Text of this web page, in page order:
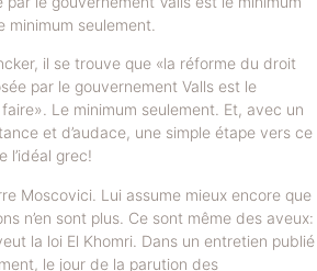
minimum seulement.
il se trouve que «la réforme du droit
par le gouvernement Valls est le
Le minimum seulement. Et, avec un
et d’audace, une simple étape vers ce
l’idéal grec!
Moscovici. Lui assume mieux encore que
n’en sont plus. Ce sont même des aveux:
la loi El Khomri. Dans un entretien publié
le jour de la parution des